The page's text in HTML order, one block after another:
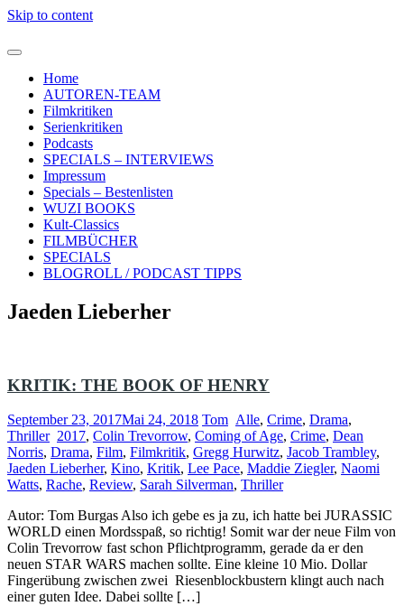
Skip to content
Home
AUTOREN-TEAM
Filmkritiken
Serienkritiken
Podcasts
SPECIALS – INTERVIEWS
Impressum
Specials – Bestenlisten
WUZI BOOKS
Kult-Classics
FILMBÜCHER
SPECIALS
BLOGROLL / PODCAST TIPPS
Jaeden Lieberher
KRITIK: THE BOOK OF HENRY
September 23, 2017Mai 24, 2018 Tom Alle, Crime, Drama,
Thriller 2017, Colin Trevorrow, Coming of Age, Crime, Dean
Norris, Drama, Film, Filmkritik, Gregg Hurwitz, Jacob Trambley,
Jaeden Lieberher, Kino, Kritik, Lee Pace, Maddie Ziegler, Naomi
Watts, Rache, Review, Sarah Silverman, Thriller
Autor: Tom Burgas Also ich gebe es ja zu, ich hatte bei JURASSIC
WORLD einen Mordsspaß, so richtig! Somit war der neue Film von
Colin Trevorrow fast schon Pflichtprogramm, gerade da er den
neuen STAR WARS machen sollte. Eine kleine 10 Mio. Dollar
Fingerübung zwischen zwei Riesenblockbustern klingt auch nach
einer guten Idee. Dabei sollte […]